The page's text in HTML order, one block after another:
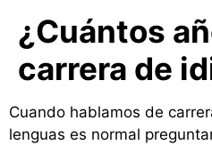
¿Cuántos
carrera de
Cuando hablamos de
lenguas es normal